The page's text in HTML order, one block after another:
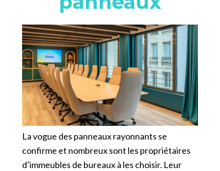
La vogue des panneaux rayonnants se
confirme et nombreux sont les propriétaires
d’immeubles de bureaux à les choisir. Leur